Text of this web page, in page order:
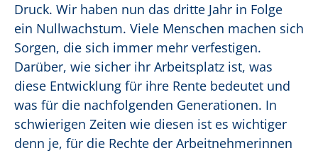
Druck. Wir haben nun das dritte Jahr in Folge
ein Nullwachstum. Viele Menschen machen sich
Sorgen, die sich immer mehr verfestigen.
Darüber, wie sicher ihr Arbeitsplatz ist, was
diese Entwicklung für ihre Rente bedeutet und
was für die nachfolgenden Generationen. In
schwierigen Zeiten wie diesen ist es wichtiger
denn je, für die Rechte der Arbeitnehmerinnen